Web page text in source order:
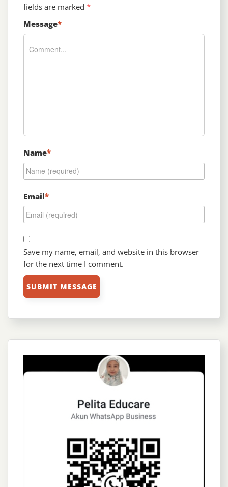
fields are marked *
Message*
Name*
Email*
Save my name, email, and website in this browser
for the next time I comment.